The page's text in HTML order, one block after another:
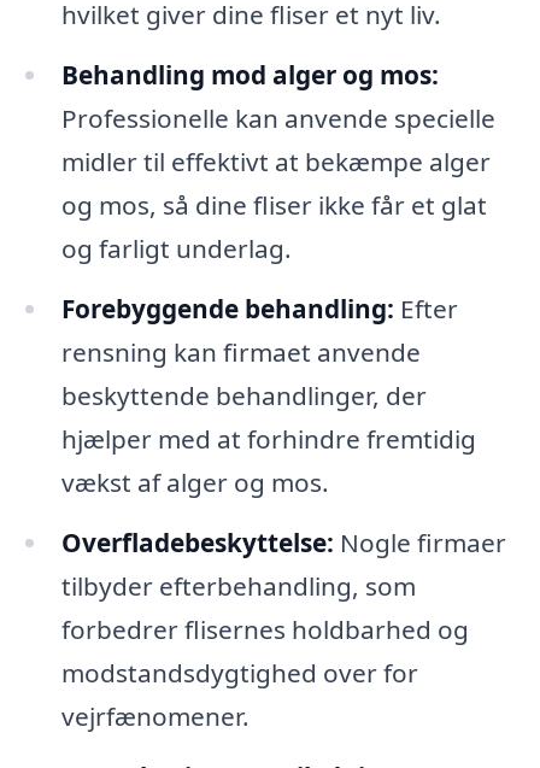
hvilket giver dine fliser et nyt liv.
Behandling mod alger og mos:
Professionelle kan anvende specielle
midler til effektivt at bekæmpe alger
og mos, så dine fliser ikke får et glat
og farligt underlag.
Forebyggende behandling: Efter
rensning kan firmaet anvende
beskyttende behandlinger, der
hjælper med at forhindre fremtidig
vækst af alger og mos.
Overfladebeskyttelse: Nogle firmaer
tilbyder efterbehandling, som
forbedrer flisernes holdbarhed og
modstandsdygtighed over for
vejrfænomener.